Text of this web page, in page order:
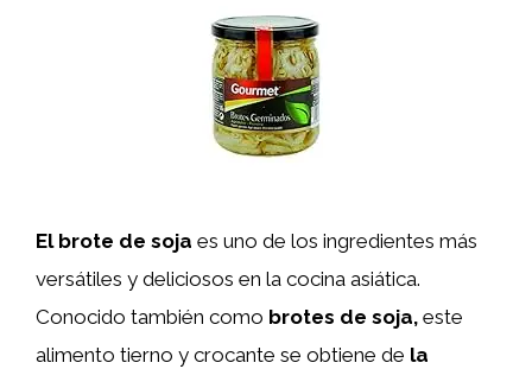
El brote de soja es uno de los ingredientes más
versátiles y deliciosos en la cocina asiática.
Conocido también como brotes de soja, este
alimento tierno y crocante se obtiene de la